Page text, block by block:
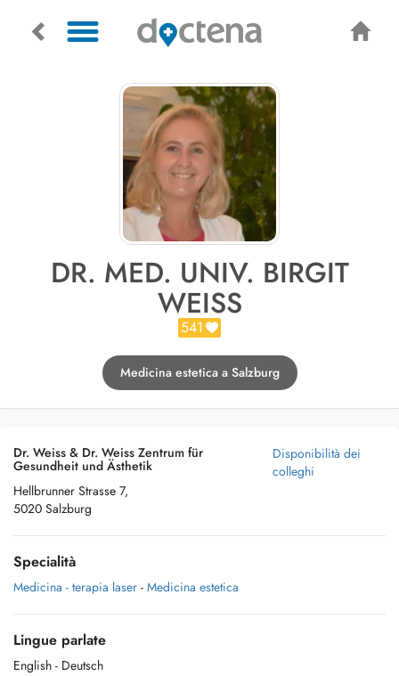
DR. MED. UNIV. BIRGIT
WEISS
541
Medicina estetica a Salzburg
Dr. Weiss & Dr. Weiss Zentrum für
Gesundheit und Ästhetik
Hellbrunner Strasse 7,
5020 Salzburg
Disponibilità dei
colleghi
Specialità
Medicina - terapia laser - Medicina estetica
Lingue parlate
English - Deutsch